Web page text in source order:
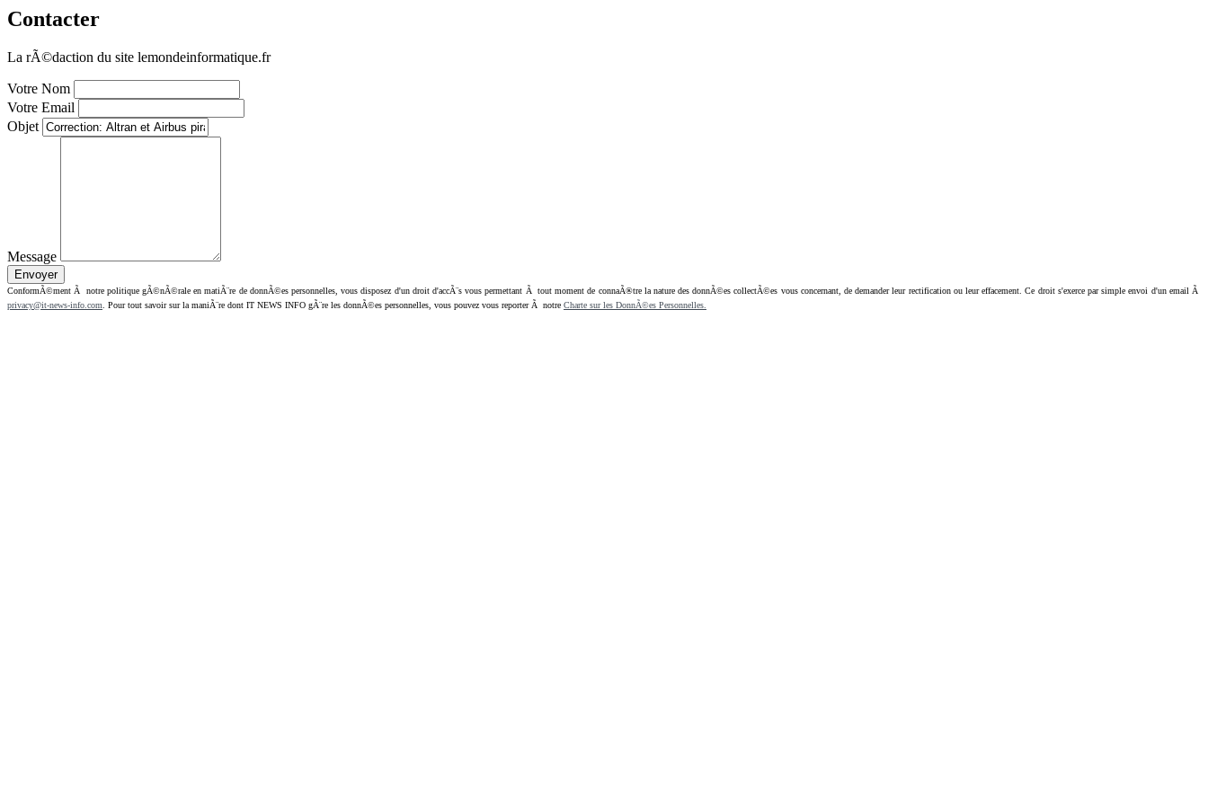
Contacter
La rÃ©daction du site lemondeinformatique.fr
Votre Nom
Votre Email
Objet
Message
ConformÃ©ment Ã notre politique gÃ©nÃ©rale en matiÃ¨re de donnÃ©es personnelles, vous disposez d'un droit d'accÃ¨s vous permettant Ã tout moment de connaÃ®tre la nature des donnÃ©es collectÃ©es vous concernant, de demander leur rectification ou leur effacement. Ce droit s'exerce par simple envoi d'un email Ã
privacy@it-news-info.com . Pour tout savoir sur la maniÃ¨re dont IT NEWS INFO gÃ¨re les donnÃ©es personnelles, vous pouvez vous reporter Ã notre Charte sur les DonnÃ©es Personnelles.